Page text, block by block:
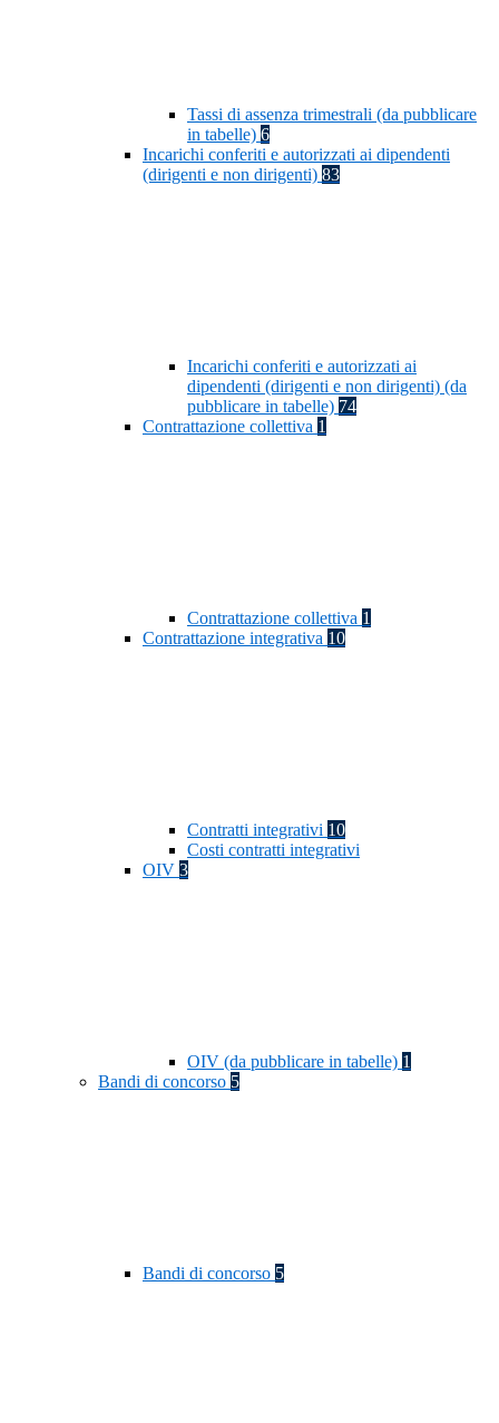
Tassi di assenza trimestrali (da pubblicare
in tabelle) 6
Incarichi conferiti e autorizzati ai dipendenti
(dirigenti e non dirigenti) 83
Incarichi conferiti e autorizzati ai
dipendenti (dirigenti e non dirigenti) (da
pubblicare in tabelle) 74
Contrattazione collettiva 1
Contrattazione collettiva 1
Contrattazione integrativa 10
Contratti integrativi 10
Costi contratti integrativi
OIV 3
OIV (da pubblicare in tabelle) 1
Bandi di concorso 5
Bandi di concorso 5